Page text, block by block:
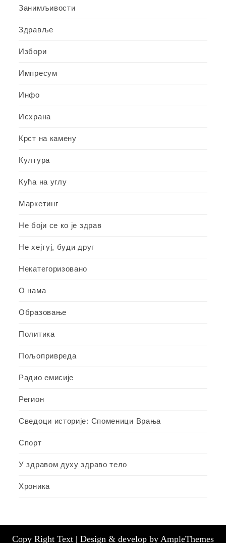
Занимљивости
Здравље
Избори
Импресум
Инфо
Исхрана
Крст на камену
Култура
Кућа на углу
Маркетинг
Не боји се ко је здрав
Не хејтуј, буди друг
Некатегоризовано
О нама
Образовање
Политика
Пољопривреда
Радио емисије
Регион
Сведоци историје: Споменици Врања
Спорт
У здравом духу здраво тело
Хроника
Copy Right Text | Design & develop by AmpleThemes